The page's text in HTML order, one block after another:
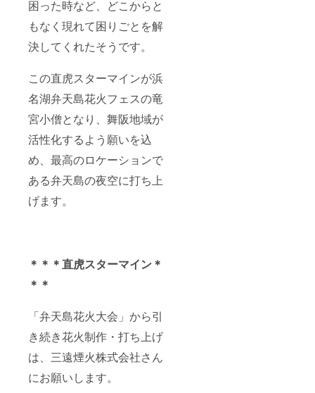
困った時など、どこからと
もなく現れて困りごとを解
決してくれたそうです。
この直虎スターマインが浜
名湖弁天島花火フェスの竜
宮小僧となり、舞阪地域が
活性化するよう願いを込
め、最高のロケーションで
ある弁天島の夜空に打ち上
げます。
＊＊＊直虎スターマイン＊
＊＊
「弁天島花火大会」から引
き続き花火制作・打ち上げ
は、三遠煙火株式会社さん
にお願いします。